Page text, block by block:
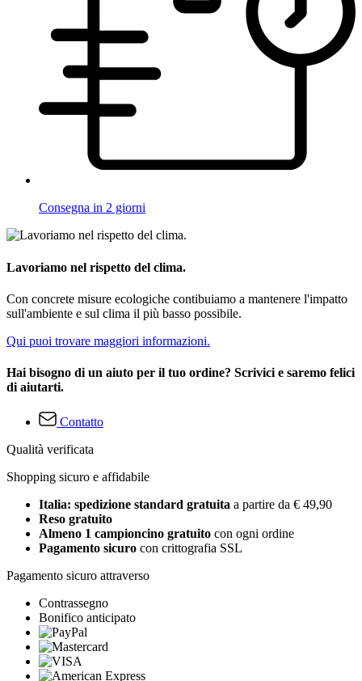
Consegna in 2 giorni
Lavoriamo nel rispetto del clima.
Con concrete misure ecologiche contibuiamo a mantenere l'impatto
sull'ambiente e sul clima il più basso possibile.
Qui puoi trovare maggiori informazioni.
Hai bisogno di un aiuto per il tuo ordine? Scrivici e saremo felici
di aiutarti.
Contatto
Qualità verificata
Shopping sicuro e affidabile
Italia: spedizione standard gratuita a partire da € 49,90
Reso gratuito
Almeno 1 campioncino gratuito con ogni ordine
Pagamento sicuro con crittografia SSL
Pagamento sicuro attraverso
Contrassegno
Bonifico anticipato